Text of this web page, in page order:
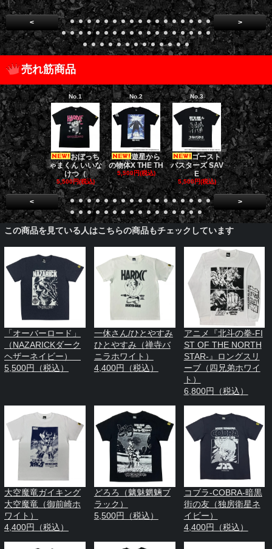
< >
売れ筋商品
No.1
おぼっち
ゃまくん いいな
けつ（
5,500円(税込)
No.2
遊星から
の物体X THE TH
5,500円(税込)
No.3
ゴースト
バスターズ SAV
E
5,500円(税込)
No.4
ゴー
バスターズ
ージャ
5,500円(税
< >
この商品を見ている人はこちらの商品もチェックしています
「オーバーロード」
（NAZARICKダーク
ヘザーネイビー）
5,500円（税込）
一休さん/ひとやすみ
ひとやすみ（禅寺バ
ニラホワイト）
4,400円（税込）
アニメ『北斗の拳-FI
ST OF THE NORTH
STAR-』ロングスリ
ーブ（四兄弟ホワイ
ト）
6,800円（税込）
大空魔竜ガイキング
大空魔竜（御前崎ホ
ワイト）
4,400円（税込）
どろろ（魑魅魍魎ブ
ラック）
5,500円（税込）
コブラ-COBRA-暗黒
街の友（独房衛星ネ
イビー）
4,400円（税込）